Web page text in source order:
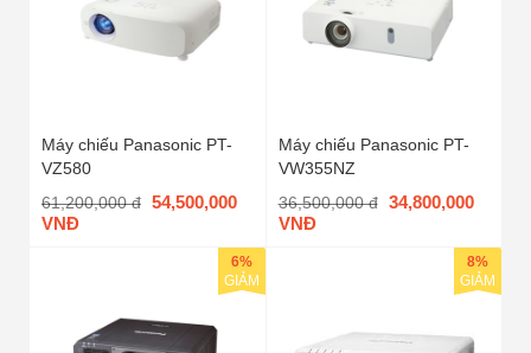
Máy chiếu Panasonic PT-
VZ580
61,200,000 đ 54,500,000
VNĐ
Máy chiếu Panasonic PT-
VW355NZ
36,500,000 đ 34,800,000
VNĐ
6%
GIẢM
8%
GIẢM